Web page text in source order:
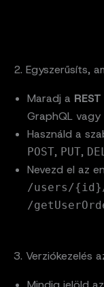
2. Egyszerűsíts,
Maradj a REST
GraphQL vagy
Használd a
POST, PUT,
Nevezd el az
/users/
/
3. Verziókezelés